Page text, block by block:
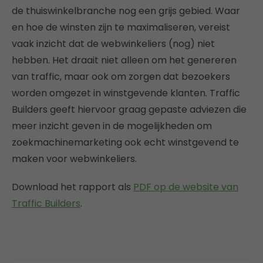
de thuiswinkelbranche nog een grijs gebied. Waar
en hoe de winsten zijn te maximaliseren, vereist
vaak inzicht dat de webwinkeliers (nog) niet
hebben. Het draait niet alleen om het genereren
van traffic, maar ook om zorgen dat bezoekers
worden omgezet in winstgevende klanten. Traffic
Builders geeft hiervoor graag gepaste adviezen die
meer inzicht geven in de mogelijkheden om
zoekmachinemarketing ook echt winstgevend te
maken voor webwinkeliers.
Download het rapport als PDF op de website van
Traffic Builders.